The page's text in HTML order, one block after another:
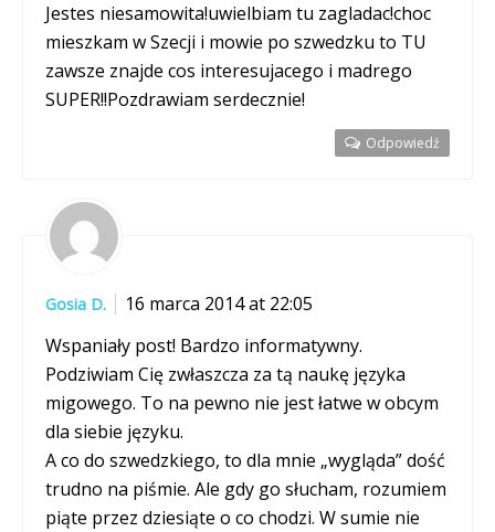
Jestes niesamowita!uwielbiam tu zagladac!choc
mieszkam w Szecji i mowie po szwedzku to TU
zawsze znajde cos interesujacego i madrego
SUPER!!Pozdrawiam serdecznie!
Odpowiedź
Gosia D.
16 marca 2014 at 22:05
Wspaniały post! Bardzo informatywny.
Podziwiam Cię zwłaszcza za tą naukę języka
migowego. To na pewno nie jest łatwe w obcym
dla siebie języku.
A co do szwedzkiego, to dla mnie „wygląda” dość
trudno na piśmie. Ale gdy go słucham, rozumiem
piąte przez dziesiąte o co chodzi. W sumie nie